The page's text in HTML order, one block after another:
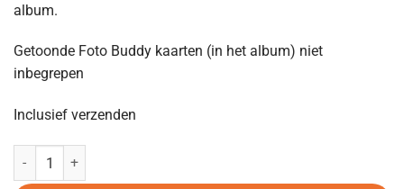
album.
Getoonde Foto Buddy kaarten (in het album) niet
inbegrepen
Inclusief verzenden
Combi: Buddy Compositie + Album aantal